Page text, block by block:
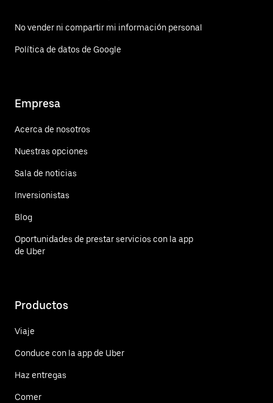
No vender ni compartir mi información personal
Política de datos de Google
Empresa
Acerca de nosotros
Nuestras opciones
Sala de noticias
Inversionistas
Blog
Oportunidades de prestar servicios con la app
de Uber
Productos
Viaje
Conduce con la app de Uber
Haz entregas
Comer